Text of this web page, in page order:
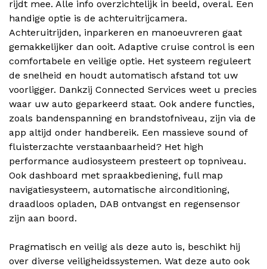
rijdt mee. Alle info overzichtelijk in beeld, overal. Een
handige optie is de achteruitrijcamera.
Achteruitrijden, inparkeren en manoeuvreren gaat
gemakkelijker dan ooit. Adaptive cruise control is een
comfortabele en veilige optie. Het systeem reguleert
de snelheid en houdt automatisch afstand tot uw
voorligger. Dankzij Connected Services weet u precies
waar uw auto geparkeerd staat. Ook andere functies,
zoals bandenspanning en brandstofniveau, zijn via de
app altijd onder handbereik. Een massieve sound of
fluisterzachte verstaanbaarheid? Het high
performance audiosysteem presteert op topniveau.
Ook dashboard met spraakbediening, full map
navigatiesysteem, automatische airconditioning,
draadloos opladen, DAB ontvangst en regensensor
zijn aan boord.
Pragmatisch en veilig als deze auto is, beschikt hij
over diverse veiligheidssystemen. Wat deze auto ook